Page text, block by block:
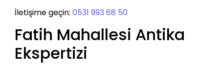
İletişime geçin: 0531 993 68 50
Fatih Mahallesi Antika
Ekspertizi